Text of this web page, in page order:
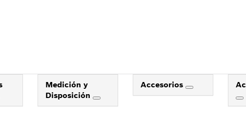
Medición y
Disposición
Accesorios